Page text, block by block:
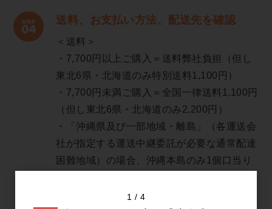
送料、お支払い方法、配送先を確認
＜送料＞
・7,700円以上ご購入＝送料弊社負担（但し
東北6県・北海道のみ特別送料1,100円）
・7,700円未満ご購入＝全国一律送料1,100円
（但し東北6県・北海道のみ2,200円）
・「沖縄県及び一部地域・離島」（各運送会
社が指定する運送中継委託が必要な通常配達
困難地域）の場合、沖縄本島のみ1個口当り
料が発生します。
1 4